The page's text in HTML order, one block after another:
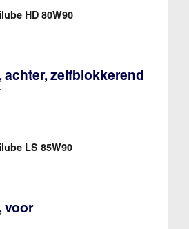
HD 80W90
achter, zelfblokkerend
LS 85W90
voor